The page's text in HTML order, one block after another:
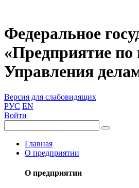
Федеральное
«Предприятие по
Управления
Версия для слабовидящих
РУС EN
Войти
Главная
О предприятии
О предприятии